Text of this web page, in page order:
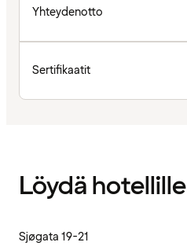
Yhteydenotto
Sertifikaatit
Löydä hotellille
Sjøgata 19-21